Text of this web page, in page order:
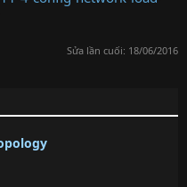
Sửa lần cuối: 18/06/2016